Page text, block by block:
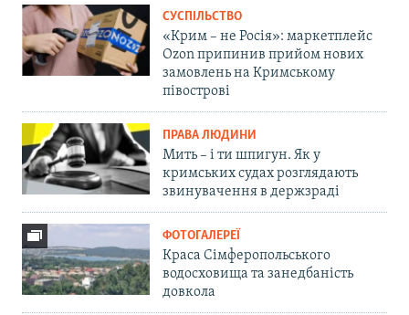
СУСПІЛЬСТВО
«Крим – не Росія»: маркетплейс
Ozon припинив прийом нових
замовлень на Кримському
півострові
ПРАВА ЛЮДИНИ
Мить – і ти шпигун. Як у
кримських судах розглядають
звинувачення в держзраді
ФОТОГАЛЕРЕЇ
Краса Сімферопольського
водосховища та занедбаність
довкола